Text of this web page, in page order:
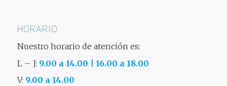
HORARIO
Nuestro horario de atención es:
L – J: 9.00 a 14.00 | 16.00 a 18.00
V: 9.00 a 14.00